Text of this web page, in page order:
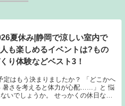
夏休み|静岡で涼しい室内で
も楽しめるイベントは?もの
り体験などベスト3！
定はもう決まりましたか？ 「どこかへ
暑さを考えると体力が心配……」と 悩
いでしょうか。 せっかくの休日な